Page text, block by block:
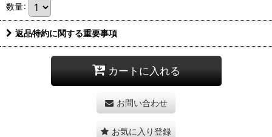
数量:
返品特約に関する重要事項
カートに入れる
お問い合わせ
お気に入り登録